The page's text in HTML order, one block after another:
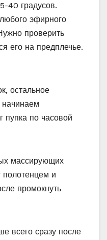
40 градусов.
эфирного
проверить
его на предплечье.
остальное
пупка по часовой
массирующих
и
промокнуть
всего сразу после